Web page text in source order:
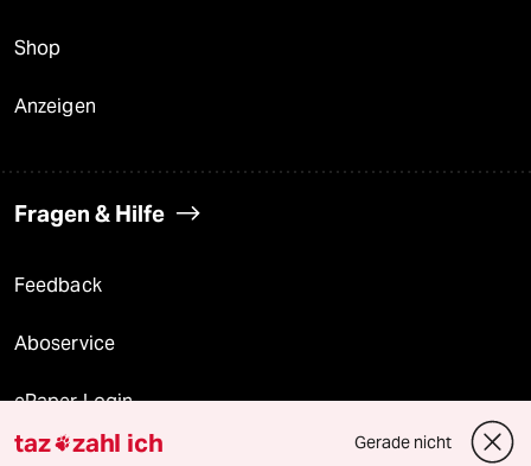
Shop
Anzeigen
Fragen & Hilfe
Feedback
Aboservice
ePaper Login
Downloads für Abonnierende
taz zahl ich Gerade nicht